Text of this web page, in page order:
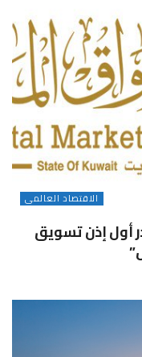
الاقتصاد العالمى
أول إذن تسويق